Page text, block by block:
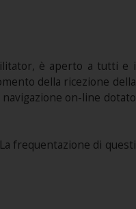
è aperto a tutti e i
della ricezione della
on-line dotato
La frequentazione di questi